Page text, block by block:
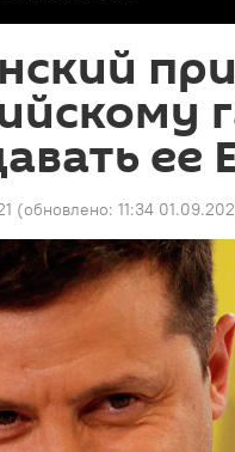
ее
(обновлено: 11:34